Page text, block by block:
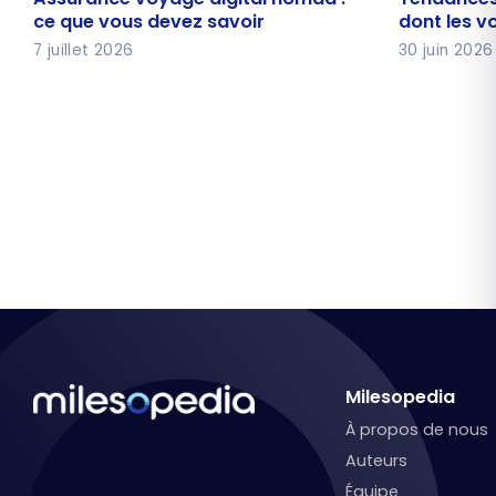
nomad : ce que vous devez
savoir
ce que vous devez savoir
7 juillet 2026
façons
changent
dont les
30 juin 2026
Milesopedia
À propos de nous
Auteurs
Équipe